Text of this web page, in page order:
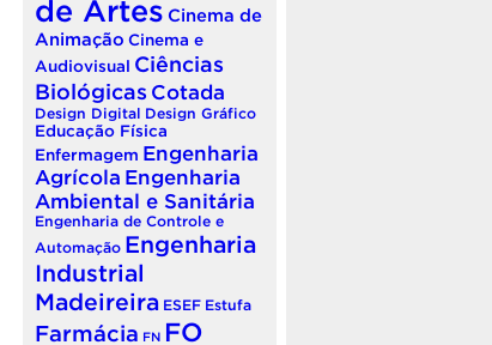
de Artes Cinema de
Animação Cinema e
Audiovisual Ciências
Biológicas Cotada
Design Digital Design Gráfico
Educação Física
Enfermagem Engenharia
Agrícola Engenharia
Ambiental e Sanitária
Engenharia de Controle e
Automação Engenharia
Industrial
Madeireira ESEF Estufa
Farmácia FN FO